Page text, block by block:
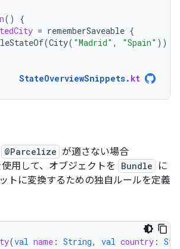
()
{
= rememberSaveable {
(City( "Madrid" , "Spain" ))
StateOverviewSnippets. kt
@Parcelize が適さない場合
使用して、オブジェクトを Bundle
に
トに変換するための独自ルールを定義
(val name : String, val country :